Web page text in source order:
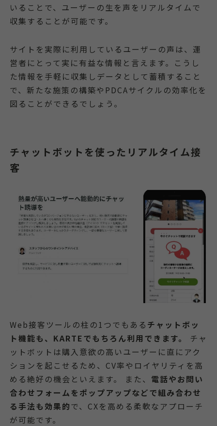
いることで、ユーザーの生を声をリアルタイムで
収集することが可能です。
サイトを実際に利用しているユーザーの声は、運
営者にとって実に有益な情報と言えます。こうし
た情報を手軽に収集しデータとして蓄積すること
で、新たな施策の構築やPDCAサイクルの効率化を
図ることができるでしょう。
チャットボットを使ったリアルタイム接
客
Web接客ツールの柱の1つでもある チャットボッ
ト機能も、KARTEでもちろん利用できます。
チャ
ットボットは購入意欲の高いユーザーに直にアク
ションを起こせるため、CV率やロイヤリティを高
める絶好の機会といえます。 また、 電話やお問い
合わせフォームをポップアップなどで組み合わせ
る手法も効果的で、CXを高める柔軟なアプローチ
が可能です。